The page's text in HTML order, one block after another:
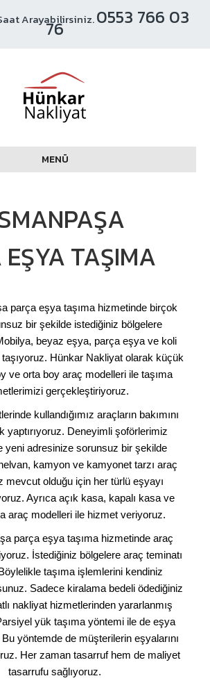
Arayabilirsiniz.0553 766 03
76
MENÜ
EŞYA TAŞIMA
parça eşya taşıma hizmetinde birçok
bir şekilde istediğiniz bölgelere
beyaz eşya, parça eşya ve koli
Hünkar Nakliyat olarak küçük
ve orta boy araç modelleri ile taşıma
gerçekleştiriyoruz.
kullandığımız araçların bakımını
yaptırıyoruz. Deneyimli şoförlerimiz
yeni adresinize sorunsuz bir şekilde
kamyon ve kamyonet tarzı araç
mevcut olduğu için her türlü eşyayı
Ayrıca açık kasa, kapalı kasa ve
araç modelleri ile hizmet veriyoruz.
parça eşya taşıma hizmetinde araç
İstediğiniz bölgelere araç teminatı
taşıma işlemlerini kendiniz
Sadece kiralama bedeli ödediğiniz
nakliyat hizmetlerinden yararlanmış
yük taşıma yöntemi ile de eşya
yöntemde de müşterilerin eşyalarını
Her zaman tasarruf hem de maliyet
tasarrufu sağlıyoruz.